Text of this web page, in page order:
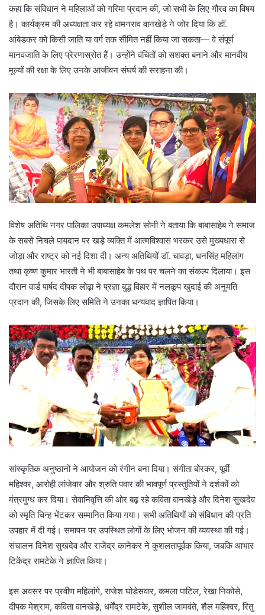
कहा कि संविधान ने महिलाओं को गरिमा प्रदान की, जो सभी के लिए गौरव का विषय
है। कार्यक्रम की अध्यक्षता कर रहे वामनराव वानखेड़े ने जोर दिया कि डॉ.
आंबेडकर को किसी जाति या वर्ग तक सीमित नहीं किया जा सकता— वे संपूर्ण
मानवजाति के लिए प्रेरणास्रोत हैं। उन्होंने वंचितों को सशक्त बनाने और मानवीय
मूल्यों की रक्षा के लिए उनके आजीवन संघर्ष की सराहना की।
विशेष अतिथि नगर पालिका उपाध्यक्ष कमलेश सोनी ने बताया कि बाबासाहेब ने समाज
के सबसे निचले पायदान पर खड़े व्यक्ति में आत्मविश्वास भरकर उसे मुख्यधारा से
जोड़ा और राष्ट्र को नई दिशा दी। अन्य अतिथियों डॉ. चावड़ा, धनसिंह महिलांग
तथा कृष्ण कुमार भारती ने भी बाबासाहेब के पथ पर चलने का संकल्प दिलाया। इस
दौरान वार्ड पार्षद दीपक लोढ़ा ने प्रज्ञा बुद्ध विहार में नलकूप खुदाई की अनुमति
प्रदान की, जिसके लिए समिति ने उनका धन्यवाद ज्ञापित किया।
सांस्कृतिक अनुष्ठानों ने आयोजन को रंगीन बना दिया। संगीता बोरकर, पूर्वी
महिश्वर, आरोही लांजेवार और श्रुति पवार की भावपूर्ण प्रस्तुतियों ने दर्शकों को
मंत्रमुग्ध कर दिया। सेवानिवृत्ति की ओर बढ़ रहे कविता वानखेड़े और दिनेश सुखदेव
को स्मृति चिन्ह भेंटकर सम्मानित किया गया। सभी अतिथियों को संविधान की प्रति
उपहार में दी गई। समापन पर उपस्थित लोगों के लिए भोजन की व्यवस्था की गई।
संचालन दिनेश सुखदेव और राजेंद्र कानेकर ने कुशलतापूर्वक किया, जबकि आभार
टिकेंद्र रामटेके ने ज्ञापित किया।
इस अवसर पर प्रवीण महिलांगे, राजेश घोडेसवार, कमला पाटिल, रेखा निकोसे,
दीपक मेश्राम, कविता वानखेड़े, धर्मेंद्र रामटेके, सुशील जामवंते, शैल महिश्वर, रितु